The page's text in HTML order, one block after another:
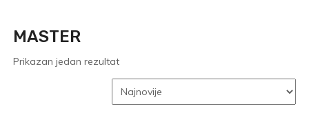
MASTER
Prikazan jedan rezultat